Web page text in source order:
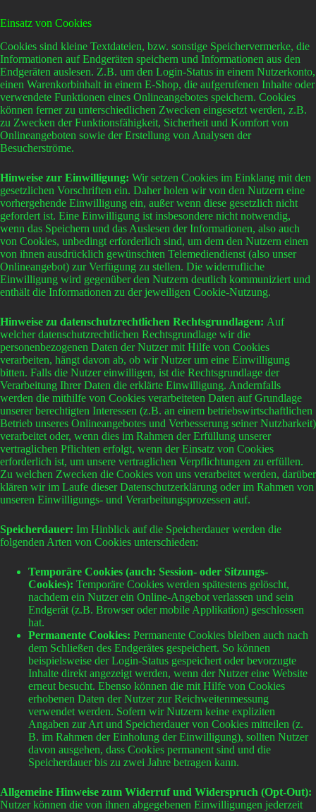
Einsatz von Cookies
Cookies sind kleine Textdateien, bzw. sonstige Speichervermerke, die
Informationen auf Endgeräten speichern und Informationen aus den
Endgeräten auslesen. Z.B. um den Login-Status in einem Nutzerkonto,
einen Warenkorbinhalt in einem E-Shop, die aufgerufenen Inhalte oder
verwendete Funktionen eines Onlineangebotes speichern. Cookies
können ferner zu unterschiedlichen Zwecken eingesetzt werden, z.B.
zu Zwecken der Funktionsfähigkeit, Sicherheit und Komfort von
Onlineangeboten sowie der Erstellung von Analysen der
Besucherströme.
Hinweise zur Einwilligung: Wir setzen Cookies im Einklang mit den
gesetzlichen Vorschriften ein. Daher holen wir von den Nutzern eine
vorhergehende Einwilligung ein, außer wenn diese gesetzlich nicht
gefordert ist. Eine Einwilligung ist insbesondere nicht notwendig,
wenn das Speichern und das Auslesen der Informationen, also auch
von Cookies, unbedingt erforderlich sind, um dem den Nutzern einen
von ihnen ausdrücklich gewünschten Telemediendienst (also unser
Onlineangebot) zur Verfügung zu stellen. Die widerrufliche
Einwilligung wird gegenüber den Nutzern deutlich kommuniziert und
enthält die Informationen zu der jeweiligen Cookie-Nutzung.
Hinweise zu datenschutzrechtlichen Rechtsgrundlagen: Auf
welcher datenschutzrechtlichen Rechtsgrundlage wir die
personenbezogenen Daten der Nutzer mit Hilfe von Cookies
verarbeiten, hängt davon ab, ob wir Nutzer um eine Einwilligung
bitten. Falls die Nutzer einwilligen, ist die Rechtsgrundlage der
Verarbeitung Ihrer Daten die erklärte Einwilligung. Andernfalls
werden die mithilfe von Cookies verarbeiteten Daten auf Grundlage
unserer berechtigten Interessen (z.B. an einem betriebswirtschaftlichen
Betrieb unseres Onlineangebotes und Verbesserung seiner Nutzbarkeit)
verarbeitet oder, wenn dies im Rahmen der Erfüllung unserer
vertraglichen Pflichten erfolgt, wenn der Einsatz von Cookies
erforderlich ist, um unsere vertraglichen Verpflichtungen zu erfüllen.
Zu welchen Zwecken die Cookies von uns verarbeitet werden, darüber
klären wir im Laufe dieser Datenschutzerklärung oder im Rahmen von
unseren Einwilligungs- und Verarbeitungsprozessen auf.
Speicherdauer: Im Hinblick auf die Speicherdauer werden die
folgenden Arten von Cookies unterschieden:
Temporäre Cookies (auch: Session- oder Sitzungs-
Cookies): Temporäre Cookies werden spätestens gelöscht,
nachdem ein Nutzer ein Online-Angebot verlassen und sein
Endgerät (z.B. Browser oder mobile Applikation) geschlossen
hat.
Permanente Cookies: Permanente Cookies bleiben auch nach
dem Schließen des Endgerätes gespeichert. So können
beispielsweise der Login-Status gespeichert oder bevorzugte
Inhalte direkt angezeigt werden, wenn der Nutzer eine Website
erneut besucht. Ebenso können die mit Hilfe von Cookies
erhobenen Daten der Nutzer zur Reichweitenmessung
verwendet werden. Sofern wir Nutzern keine expliziten
Angaben zur Art und Speicherdauer von Cookies mitteilen (z.
B. im Rahmen der Einholung der Einwilligung), sollten Nutzer
davon ausgehen, dass Cookies permanent sind und die
Speicherdauer bis zu zwei Jahre betragen kann.
Allgemeine Hinweise zum Widerruf und Widerspruch (Opt-Out):
Nutzer können die von ihnen abgegebenen Einwilligungen jederzeit